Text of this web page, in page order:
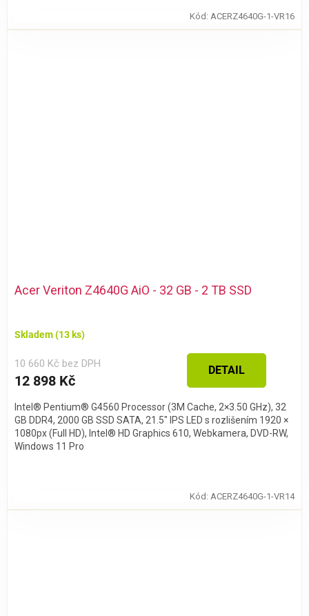
Kód: ACERZ4640G-1-VR16
Acer Veriton Z4640G AiO - 32 GB - 2 TB SSD
Skladem(13 ks)
10 660 Kč bez DPH
12 898 Kč
DETAIL
Intel® Pentium® G4560 Processor (3M Cache, 2×3.50 GHz), 32
GB DDR4, 2000 GB SSD SATA, 21.5″ IPS LED s rozlišením 1920 ×
1080px (Full HD), Intel® HD Graphics 610, Webkamera, DVD-RW,
Windows 11 Pro
Kód: ACERZ4640G-1-VR14